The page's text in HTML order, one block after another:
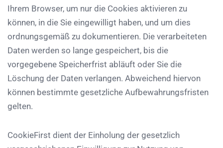
Ihrem Browser, um nur die Cookies aktivieren zu
können, in die Sie eingewilligt haben, und um dies
ordnungsgemäß zu dokumentieren. Die verarbeiteten
Daten werden so lange gespeichert, bis die
vorgegebene Speicherfrist abläuft oder Sie die
Löschung der Daten verlangen. Abweichend hiervon
können bestimmte gesetzliche Aufbewahrungsfristen
gelten.
CookieFirst dient der Einholung der gesetzlich